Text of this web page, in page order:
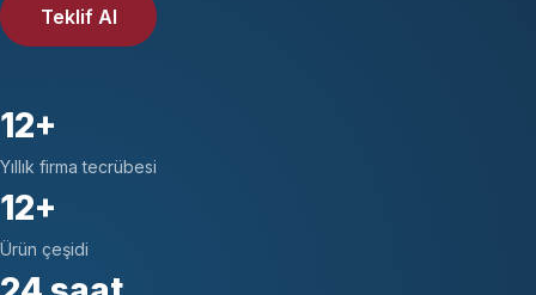
Teklif Al
12+
Yıllık firma tecrübesi
12+
Ürün çeşidi